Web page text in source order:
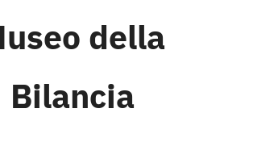
della
Bilancia